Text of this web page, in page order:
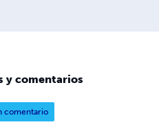
y comentarios
comentario